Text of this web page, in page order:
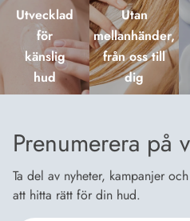
Utvecklad
för
känslig
hud
Utan
mellanhänder,
från oss till
dig
Prenumerera på
Ta del av nyheter, kampanjer
att hitta rätt för din hud.